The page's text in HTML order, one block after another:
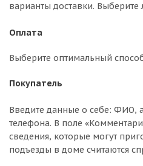
варианты доставки.
Оплата
Выберите оптимальный
Покупатель
Введите данные о себе: ФИО,
телефона. В поле
сведения, которые могут
подъезды в доме считаются